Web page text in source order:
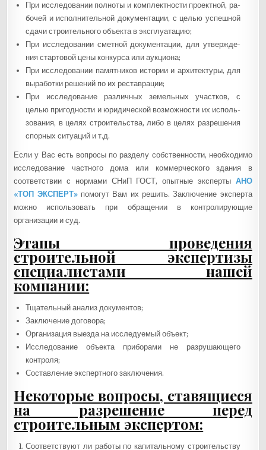
При ис­сле­дова­нии пол­но­ты и ком­плектнос­ти про­ек­тной, ра­
бочей и ис­полни­тель­ной до­кумен­та­ции, с целью ус­пешной
сда­чи стро­итель­но­го объ­ек­та в экс­плу­ата­цию;
При ис­сле­дова­нии смет­ной до­кумен­та­ции, для ут­вер­жде­
ния стар­то­вой це­ны кон­курса или а­ук­ци­она;
При ис­сле­дова­нии па­мят­ни­ков ис­то­рии и ар­хи­тек­ту­ры, для
вы­работ­ки ре­шений по их рес­тавра­ции;
При ис­сле­дова­ние раз­личных зе­мель­ных учас­тков, с
целью при­год­ности и юри­дичес­кой воз­можнос­ти их ис­поль­
зо­вания, в це­лях стро­итель­ства, ли­бо в це­лях раз­ре­шения
спор­ных си­ту­аций и т.д.
Если у Вас есть вопросы по разделу собственности, необходимо
исследование частного дома или коммерческого здания в
соответствии с нормами СНиП ГОСТ, опытные эксперты АНО
«ТОП ЭКСПЕРТ» помогут Вам их решить. Заключение эксперта
можно использовать при обращении в контролирующие
организации и суд.
Этапы проведения
строительной экспертизы
специалистами нашей
компании:
Тщательный анализ документов;
Заключение договора;
Организация выезда на исследуемый объект;
Исследование объекта приборами не разрушающего
контроля;
Составление экспертного заключения.
Некоторые вопросы, ставящиеся
на разрешение перед
строительным экспертом:
Соответствуют ли работы по капитальному строительству